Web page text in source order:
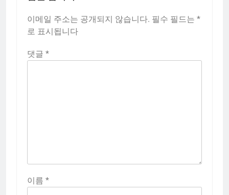
이메일 주소는 공개되지 않습니다. 필수 필드는 *
로 표시됩니다
댓글 *
이름 *